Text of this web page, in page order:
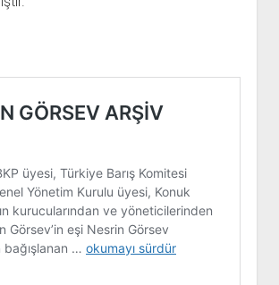
KÜLLİYATI KİTAPLIĞI
NÂZIM HİKMET KİTAPLIĞI
KERİM SADİ KİTAPLIĞI
HAYDAR RİFAT KİTAPLIĞI
1940’LI YILLAR KİTAPLIĞI
YURTDIŞI KİTAPLIĞI
açılır